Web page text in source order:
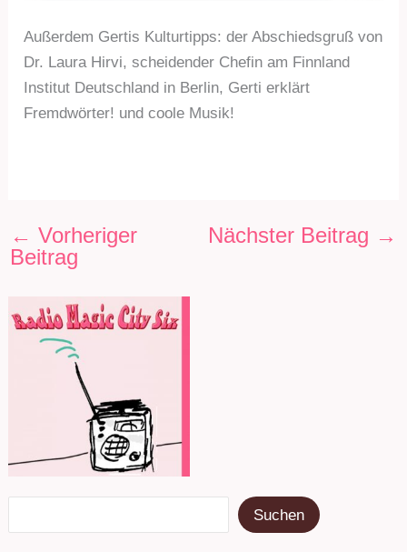
Suchen
Außerdem Gertis Kulturtipps: der Abschiedsgruß von
Dr. Laura Hirvi, scheidender Chefin am Finnland
Institut Deutschland in Berlin, Gerti erklärt
Fremdwörter! und coole Musik!
← Vorheriger
Beitrag
Nächster Beitrag →